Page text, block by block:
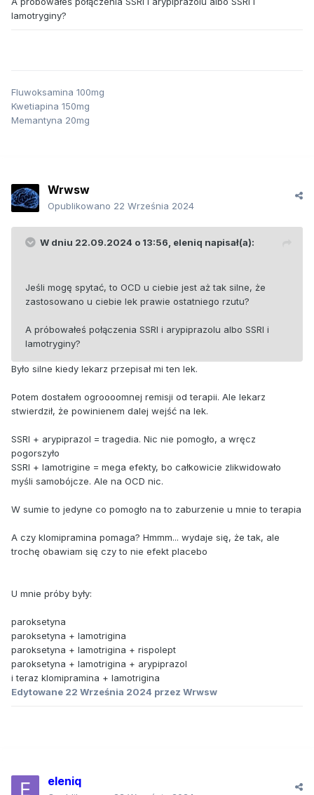
lamotryginy?
Fluwoksamina 100mg
Kwetiapina 150mg
Memantyna 20mg
Wrwsw
Opublikowano 22 Września 2024
W dniu 22.09.2024 o 13:56, eleniq napisał(a):
Jeśli mogę spytać, to OCD u ciebie jest aż tak silne, że
zastosowano u ciebie lek prawie ostatniego rzutu?
A próbowałeś połączenia SSRI i arypiprazolu albo SSRI i
lamotryginy?
Było silne kiedy lekarz przepisał mi ten lek.
Potem dostałem ogroooomnej remisji od terapii. Ale lekarz
stwierdził, że powinienem dalej wejść na lek.
SSRI + arypiprazol = tragedia. Nic nie pomogło, a wręcz
pogorszyło
SSRI + lamotrigine = mega efekty, bo całkowicie zlikwidowało
myśli samobójcze. Ale na OCD nic.
W sumie to jedyne co pomogło na to zaburzenie u mnie to terapia
A czy klomipramina pomaga? Hmmm... wydaje się, że tak, ale
trochę obawiam się czy to nie efekt placebo
U mnie próby były:
paroksetyna
paroksetyna + lamotrigina
paroksetyna + lamotrigina + rispolept
paroksetyna + lamotrigina + arypiprazol
i teraz klomipramina + lamotrigina
Edytowane 22 Września 2024 przez Wrwsw
eleniq